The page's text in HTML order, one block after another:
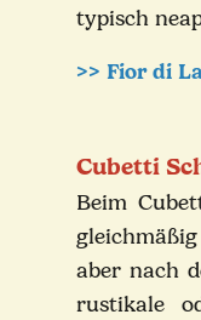
typisch
>> Fior di
Cubetti
Beim
aber nach
rustikale